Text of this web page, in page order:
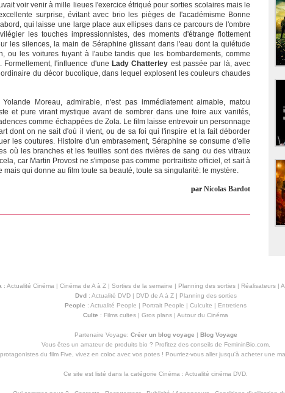
voir venir à mille lieues l'exercice étriqué pour sorties scolaires mais le
surprise, évitant avec brio les pièges de l'académisme Bonne
qui laisse une large place aux ellipses dans ce parcours de l'ombre
les touches impressionnistes, des moments d'étrange flottement
les silences, la main de Séraphine glissant dans l'eau dont la quiétude
ou les voitures fuyant à l'aube tandis que les bombardements, comme
l'influence d'une Lady Chatterley est passée par là, avec
du décor bucolique, dans lequel explosent les couleurs chaudes
Moreau, admirable, n'est pas immédiatement aimable, matou
et pure virant mystique avant de sombrer dans une foire aux vanités,
comme échappées de Zola. Le film laisse entrevoir un personnage
dont on ne sait d'où il vient, ou de sa foi qui l'inspire et la fait déborder
les coutures. Histoire d'un embrasement, Séraphine se consume d'elle
où les branches et les feuilles sont des rivières de sang ou des vitraux
car Martin Provost ne s'impose pas comme portraitiste officiel, et sait à
qui donne au film toute sa beauté, toute sa singularité: le mystère.
par Nicolas Bardot
: Actualité Cinéma | Cinéma de A à Z| Sorties de la semaine | Planning des sorties| Réalisateurs|
Dvd: Actualité DVD| DVD de A à Z| Planning des sorties
People : Actualité People | Portrait People | Culculte | Entretiens
Culte : Films cultes | Gros plans | Autour du Cinéma
Partenaire Voyage: Créer un blog voyage | Blog Voyage
Vous êtes un amateur de produits bio ? Profitez des conseils de FemininBio.com.
du film Five, vivez en coloc avec vos potes ! Pourriez-vous aller jusqu'à acheter une
Ce site est listé dans la catégorie Cinéma : Actualité cinéma DVD